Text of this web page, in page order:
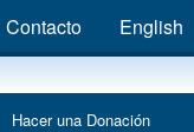
Contacto English
Hacer una Donación